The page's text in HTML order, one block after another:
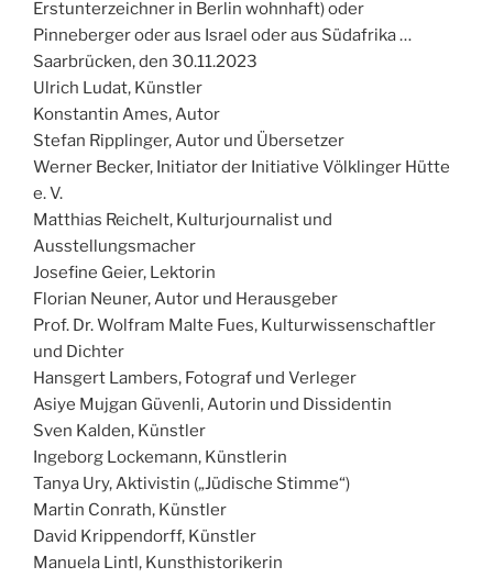
Erstunterzeichner in Berlin wohnhaft) oder
Pinneberger oder aus Israel oder aus Südafrika …
Saarbrücken, den 30.11.2023
Ulrich Ludat, Künstler
Konstantin Ames, Autor
Stefan Ripplinger, Autor und Übersetzer
Werner Becker, Initiator der Initiative Völklinger Hütte
e. V.
Matthias Reichelt, Kulturjournalist und
Ausstellungsmacher
Josefine Geier, Lektorin
Florian Neuner, Autor und Herausgeber
Prof. Dr. Wolfram Malte Fues, Kulturwissenschaftler
und Dichter
Hansgert Lambers, Fotograf und Verleger
Asiye Mujgan Güvenli, Autorin und Dissidentin
Sven Kalden, Künstler
Ingeborg Lockemann, Künstlerin
Tanya Ury, Aktivistin („Jüdische Stimme“)
Martin Conrath, Künstler
David Krippendorff, Künstler
Manuela Lintl, Kunsthistorikerin